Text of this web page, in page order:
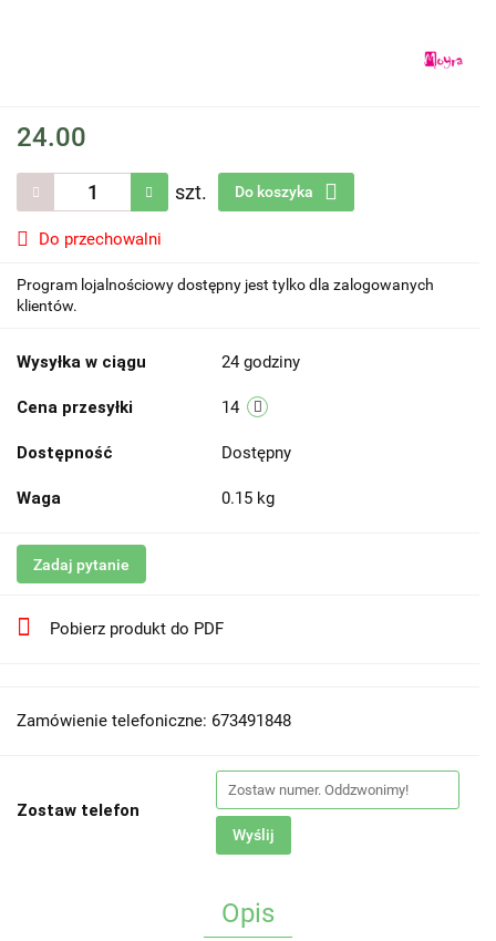
24.00
szt. Do koszyka
Do przechowalni
Program lojalnościowy dostępny jest tylko dla zalogowanych
klientów.
Wysyłka w ciągu 24 godziny
Cena przesyłki 14
Dostępność Dostępny
Waga 0.15 kg
Zadaj pytanie
Pobierz produkt do PDF
Zamówienie telefoniczne: 673491848
Zostaw telefon
Wyślij
Opis